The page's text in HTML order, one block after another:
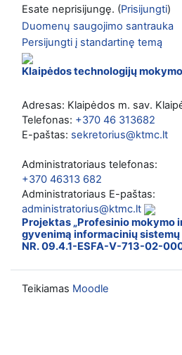
Esate neprisijungę. (Prisijungti)
Duomenų saugojimo santrauka
Persijungti į standartinę temą
Klaipėdos technologijų
Adresas: Klaipėdos m. sav.
Telefonas: +370 46 313682
E-paštas: sekretorius@ktmc.lt
Administratoriaus telefonas:
+370 46313 682
Administratoriaus E-paštas:
administratorius@ktmc.lt
Projektas „Profesinio mokymo
gyvenimą informacinių
NR. 09.4.1-ESFA-V-713-02-
Teikiamas Moodle